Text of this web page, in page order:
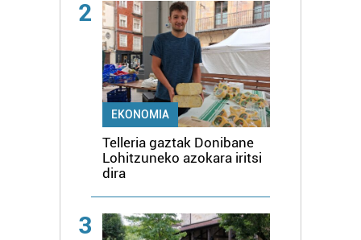
2
EKONOMIA
Telleria gaztak Donibane
Lohitzuneko azokara iritsi
dira
3